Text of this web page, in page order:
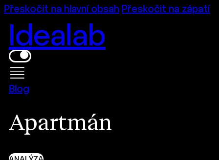
Přeskočit na hlavní obsah Přeskočit na zápatí
Idealab
Blog
Apartmán